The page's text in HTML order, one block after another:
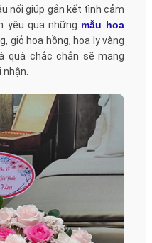
nối giúp gắn kết tình cảm
yêu qua những mẫu hoa
giỏ hoa hồng, hoa ly vàng
quà chắc chắn sẽ mang